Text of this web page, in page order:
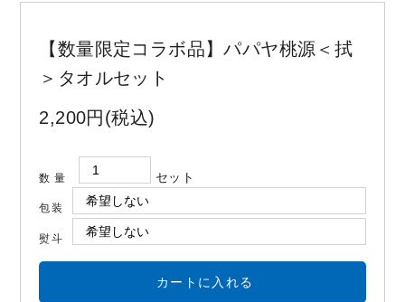
【数量限定コラボ品】パパヤ桃源＜拭
＞タオルセット
2,200円(税込)
数量 セット
包装
熨斗